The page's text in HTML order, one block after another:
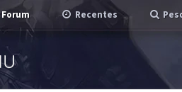
Forum Recentes